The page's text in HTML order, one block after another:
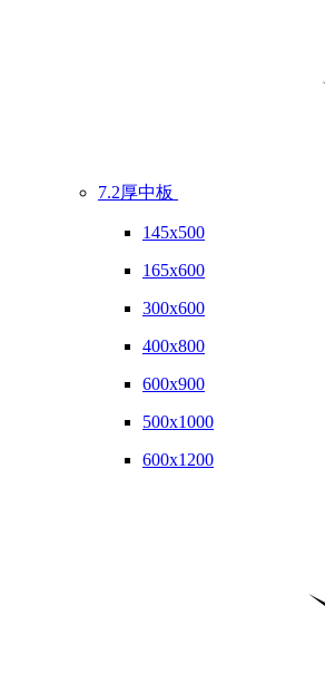
7.2厚中板
145x500
165x600
300x600
400x800
600x900
500x1000
600x1200